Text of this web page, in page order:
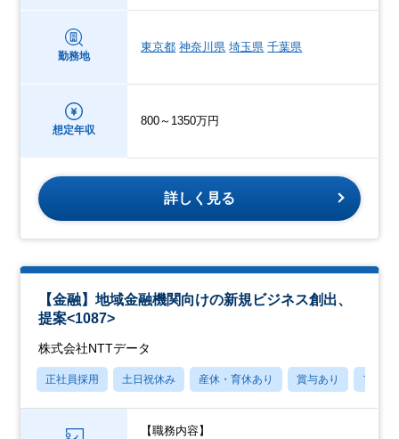
勤務地
東京都 神奈川県 埼玉県 千葉県
想定年収
800～1350万円
詳しく見る
【金融】地域金融機関向けの新規ビジネス創出、
提案<1087>
株式会社NTTデータ
正社員採用 土日祝休み 産休・育休あり 賞与あり フレッ
【職務内容】